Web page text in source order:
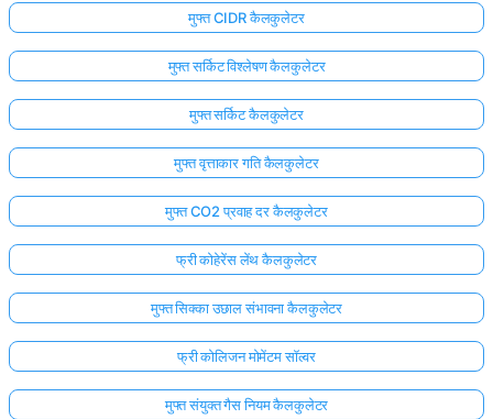
मुफ्त CIDR कैलकुलेटर
मुफ्त सर्किट विश्लेषण कैलकुलेटर
मुफ्त सर्किट कैलकुलेटर
मुफ्त वृत्ताकार गति कैलकुलेटर
मुफ्त CO2 प्रवाह दर कैलकुलेटर
फ्री कोहेरेंस लेंथ कैलकुलेटर
मुफ्त सिक्का उछाल संभावना कैलकुलेटर
फ्री कोलिजन मोमेंटम सॉल्वर
मुफ्त संयुक्त गैस नियम कैलकुलेटर